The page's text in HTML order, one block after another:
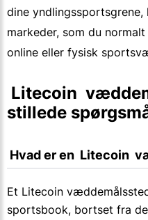
dine yndlingssportsgrene,
markeder, som du
online eller fysisk
stillede
Hvad er en  Litecoin
Et Litecoin
sportsbook, bortset fra